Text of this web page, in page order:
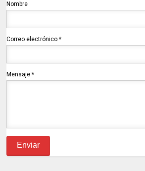
Nombre
Correo electrónico*
Mensaje*